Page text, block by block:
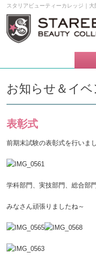
スタリアビューティーカレッジ｜
お知らせ＆イベ
表彰式
前期末試験の表彰式を行いまし
学科部門、実技部門、総合部
みなさん頑張りましたね～